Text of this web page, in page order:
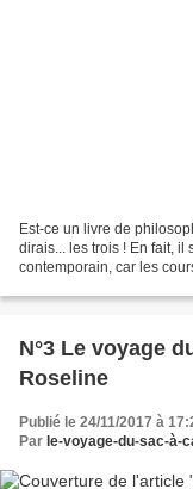
Est-ce un livre de
dirais... les trois ! En fait, il
contemporain, car les
N°3 Le voyage
Roseline
Publié le 24/11/2017 à
Par le-voyage-du-sac-à-